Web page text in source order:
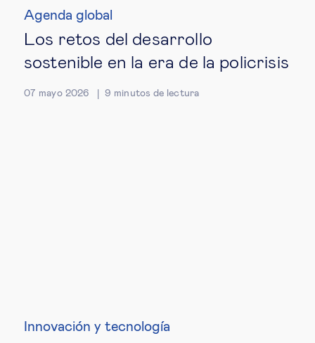
Gestión pública
Tecnología & personas
Agenda global
Los retos del desarrollo
sostenible en la era de la policrisis
07 mayo 2026 9 minutos de lectura
Innovación y tecnología